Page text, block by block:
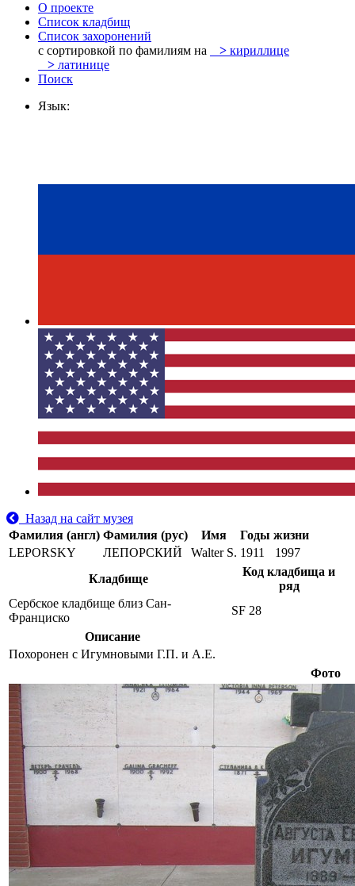
О проекте
Список кладбищ
Список захоронений
с сортировкой по фамилиям на
> кириллице
> латинице
Поиск
Язык:
Назад на сайт музея
Фамилия (англ) Фамилия (рус) Имя
Годы жизни
LEPORSKY
ЛЕПОРСКИЙ Walter S. 1911
1997
Кладбище
Код кладбища и
ряд
Сербское кладбище близ Сан-
Франциско
SF 28
Описание
Похоронен с Игумновыми Г.П. и А.Е.
Фото